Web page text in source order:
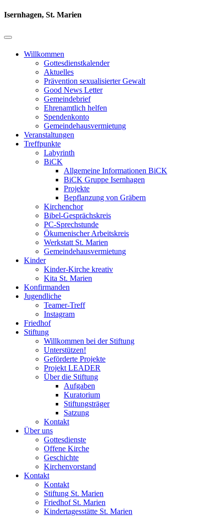
Isernhagen, St. Marien
Willkommen
Gottesdienstkalender
Aktuelles
Prävention sexualisierter Gewalt
Good News Letter
Gemeindebrief
Ehrenamtlich helfen
Spendenkonto
Gemeindehausvermietung
Veranstaltungen
Treffpunkte
Labyrinth
BiCK
Allgemeine Informationen BiCK
BiCK Gruppe Isernhagen
Projekte
Bepflanzung von Gräbern
Kirchenchor
Bibel-Gesprächskreis
PC-Sprechstunde
Ökumenischer Arbeitskreis
Werkstatt St. Marien
Gemeindehausvermietung
Kinder
Kinder-Kirche kreativ
Kita St. Marien
Konfirmanden
Jugendliche
Teamer-Treff
Instagram
Friedhof
Stiftung
Willkommen bei der Stiftung
Unterstützen!
Geförderte Projekte
Projekt LEADER
Über die Stiftung
Aufgaben
Kuratorium
Stiftungsträger
Satzung
Kontakt
Über uns
Gottesdienste
Offene Kirche
Geschichte
Kirchenvorstand
Kontakt
Kontakt
Stiftung St. Marien
Friedhof St. Marien
Kindertagesstätte St. Marien